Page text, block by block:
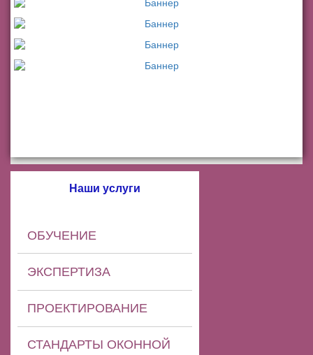
Наши услуги
ОБУЧЕНИЕ
ЭКСПЕРТИЗА
ПРОЕКТИРОВАНИЕ
СТАНДАРТЫ ОКОННОЙ